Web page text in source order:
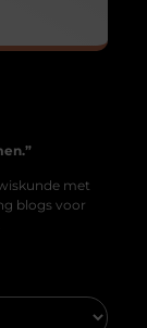
met
blogs voor